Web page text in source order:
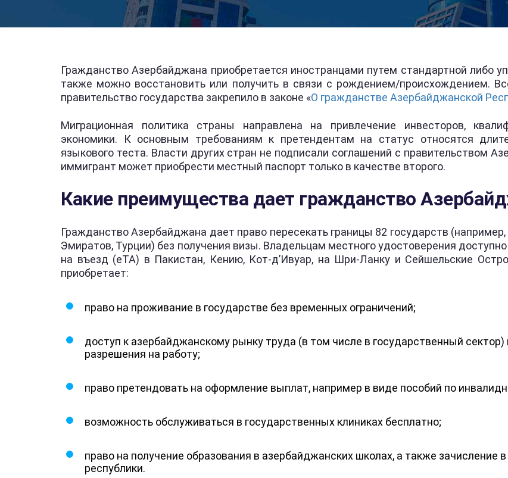
Гражданство Азербайджана приобретается иностранцами путем стандартной либо
также можно восстановить или получить в связи с рождением/происхождением.
правительство государства закрепило в законе «О гражданстве Азербайджанской
Миграционная политика страны направлена на привлечение инвесторов,
экономики. К основным требованиям к претендентам на статус относятся
языкового теста. Власти других стран не подписали соглашений с правительством
иммигрант может приобрести местный паспорт только в качестве второго.
Какие преимущества дает гражданство
Гражданство Азербайджана дает право пересекать границы 82 государств
Эмиратов, Турции) без получения визы. Владельцам местного удостоверения
на въезд (eTA) в Пакистан, Кению, Кот-д’Ивуар, на Шри-Ланку и Сейшельские
приобретает:
право на проживание в государстве без временных ограничений;
доступ к азербайджанскому рынку труда (в том числе в государственный
разрешения на работу;
право претендовать на оформление выплат, например в виде пособий по
возможность обслуживаться в государственных клиниках бесплатно;
право на получение образования в азербайджанских школах, а также
республики.